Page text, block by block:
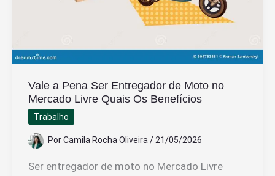
Vale a Pena Ser Entregador de Moto no
Mercado Livre Quais Os Benefícios
Trabalho
PorCamila Rocha Oliveira / 21/05/2026
Ser entregador de moto no Mercado Livre